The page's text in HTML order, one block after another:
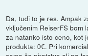
Da, tudi to je res. Ampak
vključenim ReiserFS bom
za natanko isto ceno, kot
produkta: 0€. Pri